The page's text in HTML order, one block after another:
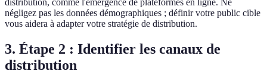
distribution, comme l'émergence de plateformes en ligne. Ne
négligez pas les données démographiques ; définir votre public cible
vous aidera à adapter votre stratégie de distribution.
3. Étape 2 : Identifier les canaux de
distribution